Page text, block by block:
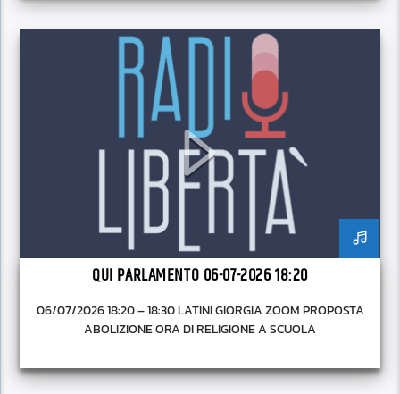
superficie.
QUI PARLAMENTO 06-07-2026 18:20
06/07/2026 18:20 – 18:30 LATINI GIORGIA ZOOM PROPOSTA
ABOLIZIONE ORA DI RELIGIONE A SCUOLA